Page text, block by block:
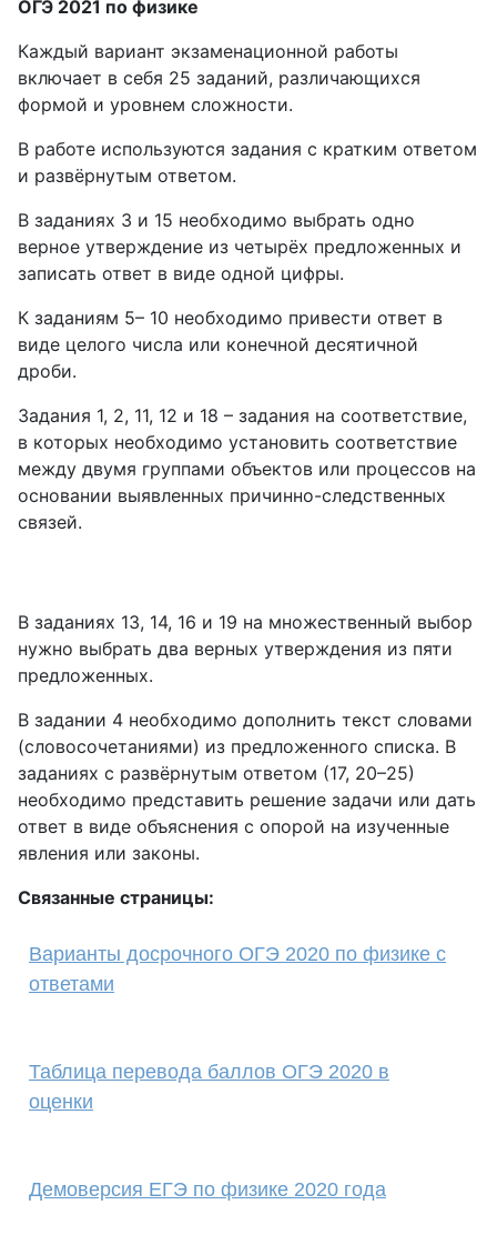
ОГЭ 2021 по физике
Каждый вариант экзаменационной работы
включает в себя 25 заданий, различающихся
формой и уровнем сложности.
В работе используются задания с кратким ответом
и развёрнутым ответом.
В заданиях 3 и 15 необходимо выбрать одно
верное утверждение из четырёх предложенных и
записать ответ в виде одной цифры.
К заданиям 5– 10 необходимо привести ответ в
виде целого числа или конечной десятичной
дроби.
Задания 1, 2, 11, 12 и 18 – задания на соответствие,
в которых необходимо установить соответствие
между двумя группами объектов или процессов на
основании выявленных причинно-следственных
связей.
В заданиях 13, 14, 16 и 19 на множественный выбор
нужно выбрать два верных утверждения из пяти
предложенных.
В задании 4 необходимо дополнить текст словами
(словосочетаниями) из предложенного списка. В
заданиях с развёрнутым ответом (17, 20–25)
необходимо представить решение задачи или дать
ответ в виде объяснения с опорой на изученные
явления или законы.
Связанные страницы:
Варианты досрочного ОГЭ 2020 по физике с
ответами
Таблица перевода баллов ОГЭ 2020 в
оценки
Демоверсия ЕГЭ по физике 2020 года